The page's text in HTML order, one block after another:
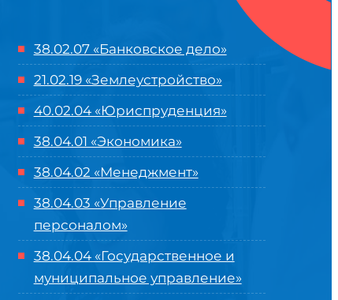
38.02.07 «Банковское дело»
21.02.19 «Землеустройство»
40.02.04 «Юриспруденция»
38.04.01 «Экономика»
38.04.02 «Менеджмент»
38.04.03 «Управление
персоналом»
38.04.04 «Государственное и
муниципальное управление»